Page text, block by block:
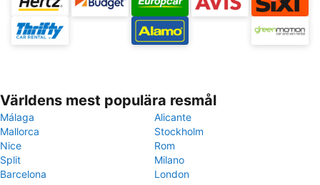
Världens mest populära resmål
Málaga
Alicante
Mallorca
Stockholm
Nice
Rom
Split
Milano
Barcelona
London